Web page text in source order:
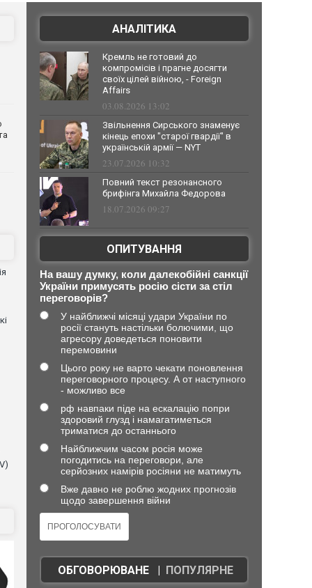
АНАЛІТИКА
Кремль не готовий до
компромісів і прагне досягти
своїх цілей війною, - Foreign
Affairs
03.08.2026 13:02
Звільнення Сирського знаменує
кінець епохи "старої гвардії" в
українській армії — NYT
23.07.2026 10:32
Повний текст резонансного
брифінга Михайла Федорова
18.07.2026 09:27
ОПИТУВАННЯ
На вашу думку, коли далекобійні санкції
України примусять росію сісти за стіл
переговорів?
У найближчі місяці удари України по
росії стануть настільки болючими, що
агресору доведеться поновити
перемовини
Цього року не варто чекати поновлення
переговорного процесу. А от наступного
- можливо все
рф навпаки піде на ескалацію попри
здоровий глузд і намагатиметься
триматися до останнього
Найближчим часом росія може
погодитись на переговори, але
серйозних намірів росіяни не матимуть
Вже давно не роблю жодних прогнозів
щодо завершення війни
ОБГОВОРЮВАНЕ| ПОПУЛЯРНЕ